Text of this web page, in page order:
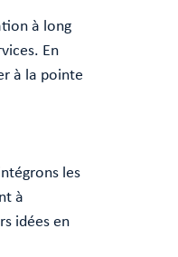
à long
En
à la pointe
les
à
idées en